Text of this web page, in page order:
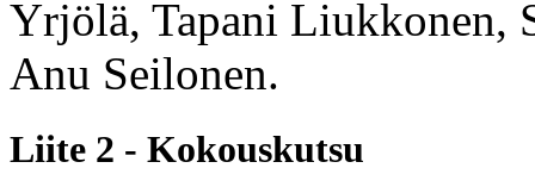
Yrjölä, Tapani Liukkonen,
Anu Seilonen.
Liite 2 - Kokouskutsu